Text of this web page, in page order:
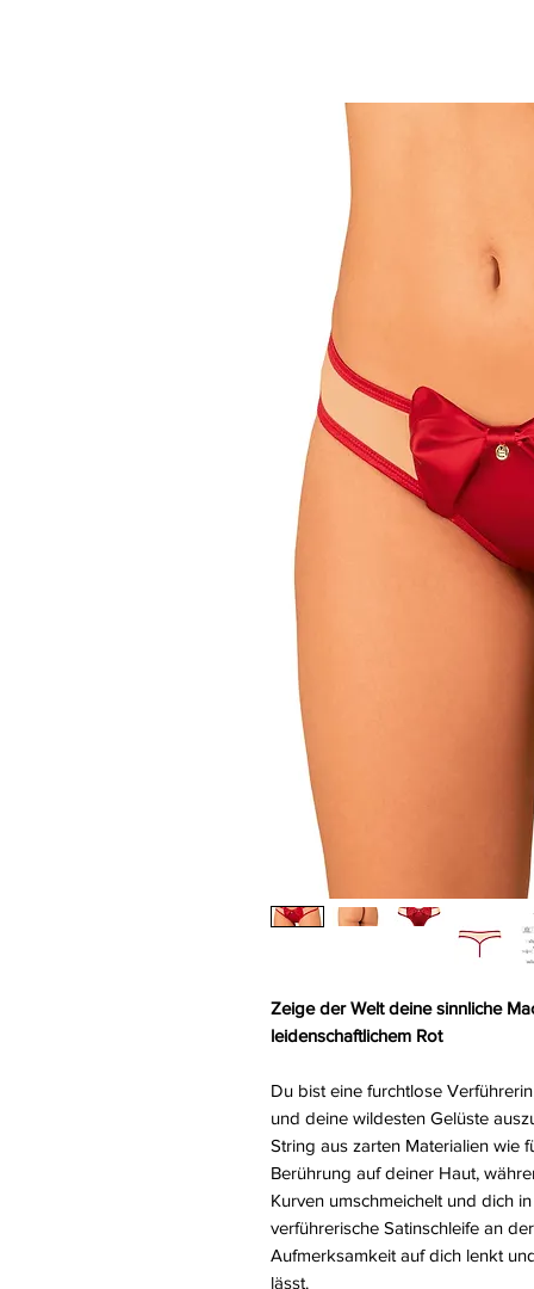
Zeige der Welt deine sinnliche
leidenschaftlichem Rot
Du bist eine furchtlose
und deine wildesten Gelüste
String aus zarten Materialien wie
Berührung auf deiner Haut,
Kurven umschmeichelt und dich
verführerische Satinschleife an
Aufmerksamkeit auf dich lenkt
lässt.